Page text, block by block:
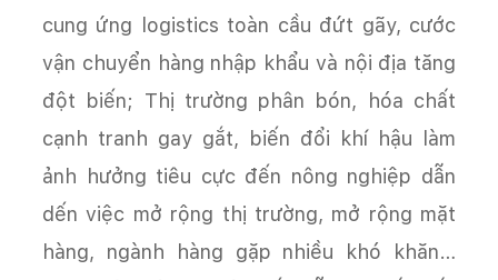
cung ứng logistics toàn cầu đứt gãy, cước
vận chuyển hàng nhập khẩu và nội địa tăng
đột biến; Thị trường phân bón, hóa chất
cạnh tranh gay gắt, biến đổi khí hậu làm
ảnh hưởng tiêu cực đến nông nghiệp dẫn
dến việc mở rộng thị trường, mở rộng mặt
hàng, ngành hàng gặp nhiều khó khăn…